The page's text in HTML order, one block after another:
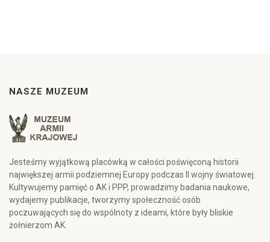
NASZE MUZEUM
Jesteśmy wyjątkową placówką w całości poświęconą historii
największej armii podziemnej Europy podczas II wojny światowej.
Kultywujemy pamięć o AK i PPP, prowadzimy badania naukowe,
wydajemy publikacje, tworzymy społeczność osób
poczuwających się do wspólnoty z ideami, które były bliskie
żołnierzom AK.